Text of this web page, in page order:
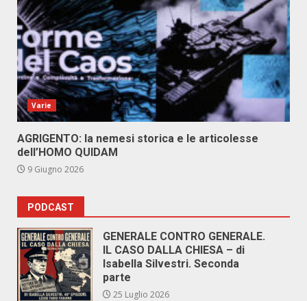
Varie
AGRIGENTO: la nemesi storica e le articolesse
dell’HOMO QUIDAM
9 Giugno 2026
PODCAST
GENERALE CONTRO GENERALE.
IL CASO DALLA CHIESA – di
Isabella Silvestri. Seconda
parte
25 Luglio 2026